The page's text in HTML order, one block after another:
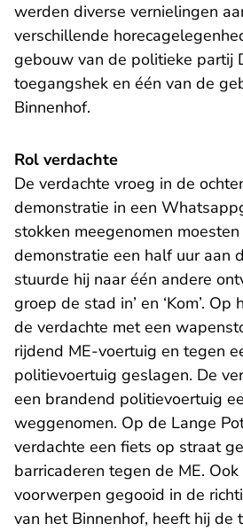
werden diverse vernielingen
verschillende
gebouw van de politieke partij
toegangshek en één van de
Binnenhof.
Rol verdachte
De verdachte vroeg in de
demonstratie in een
stokken meegenomen
demonstratie een half uur aan
stuurde hij naar één andere
groep de stad in’ en ‘Kom’.
de verdachte met een
rijdend ME-voertuig en tegen
politievoertuig geslagen. De
een brandend politievoertuig
weggenomen. Op de Lange
verdachte een fiets op straat
barricaderen tegen de ME.
voorwerpen gegooid in de
van het Binnenhof, heeft hij de